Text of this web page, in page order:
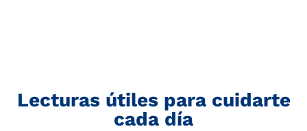
Lecturas útiles para cuidarte
cada día